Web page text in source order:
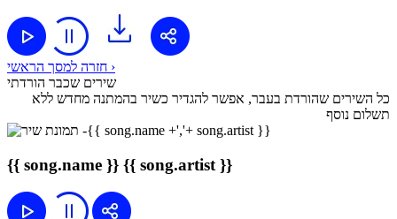
חזרה למסך הראשי ›
שירים שכבר הורדתי
כל השירים שהורדת בעבר, אפשר להגדיר כשיר בהמתנה מחדש ללא
תשלום נוסף
{{ song.name }} {{ song.artist }}